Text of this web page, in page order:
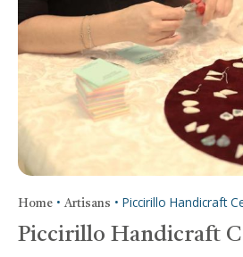
Home • Artisans • Piccirillo Handicraft
Piccirillo Handicraft